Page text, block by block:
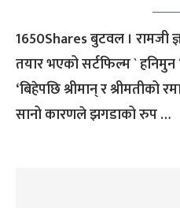
1650Shares बुटवल । रामजी
तयार भएको सर्टफिल्म `
‘बिहेपछि श्रीमान् र श्रीमतीको
सानो कारणले झगडाको रुप …